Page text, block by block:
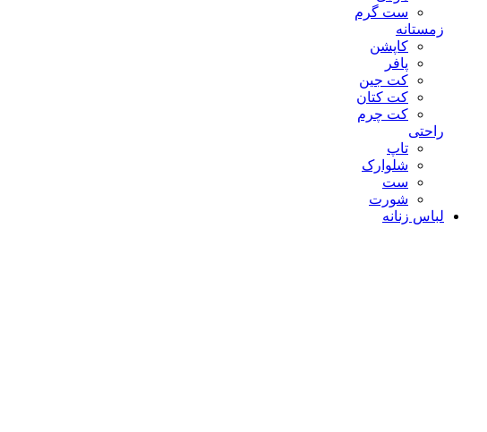
ست گرم
زمستانه
کاپشن
پافر
کت جین
کت کتان
کت چرم
راحتی
تاپ
شلوارک
ست
شورت
لباس زنانه